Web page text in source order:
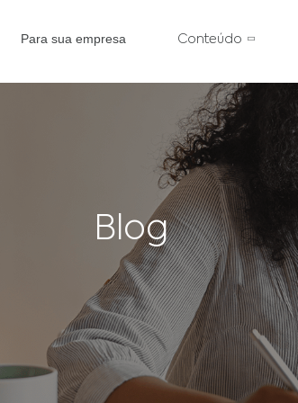
Para sua empresa Conteúdo
Blog